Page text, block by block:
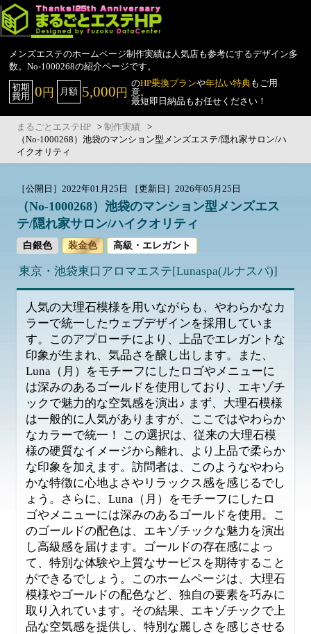
メンズエステのホームページ制作実績は人気店も参考にするデザイン多
数。No-1000268の紹介ページです。
初期
費用 0 円 月額 5,000 円
のHP乗換プランや年払い特典もご用
意。
最短即日納品もお任せください！
まるごとエステHP >制作実績
>
（No-1000268）池袋のマンション型メンズエステ/隠れ家サロン/ハ
イクオリティ
［公開日］2022年01月25日 ［更新日］2026年05月25日
（No-1000268）池袋のマンション型メンズエス
テ/隠れ家サロン/ハイクオリティ
白銀色 装金色 高級・エレガント
東京・池袋東口 アロマエステ[Lunaspa(ルナスパ)]
人気の大理石模様を用いながらも、やわらかなカ
ラーで統一したウェブデザインを採用していま
す。このアプローチにより、上品でエレガントな
印象が生まれ、気品さを醸し出します。また、
Luna（月）をモチーフにしたロゴやメニューに
は深みのあるゴールドを使用しており、エキゾチ
ックで魅力的な空気感を演出♪ まず、大理石模様
は一般的に人気がありますが、ここではやわらか
なカラーで統一！ この選択は、従来の大理石模
様の硬質なイメージから離れ、より上品で柔らか
な印象を加えます。訪問者は、このようなやわら
かな特徴に心地よさやリラックス感を感じるでし
ょう。さらに、Luna（月）をモチーフにしたロ
ゴやメニューには深みのあるゴールドを使用。こ
のゴールドの配色は、エキゾチックな魅力を演出
し高級感を届けます。ゴールドの存在感によっ
て、特別な体験や上質なサービスを期待すること
ができるでしょう。このホームページは、大理石
模様やゴールドの配色など、独自の要素を巧みに
取り入れています。その結果、エキゾチックで上
品な空気感を提供し、特別な麗しさを感じさせる